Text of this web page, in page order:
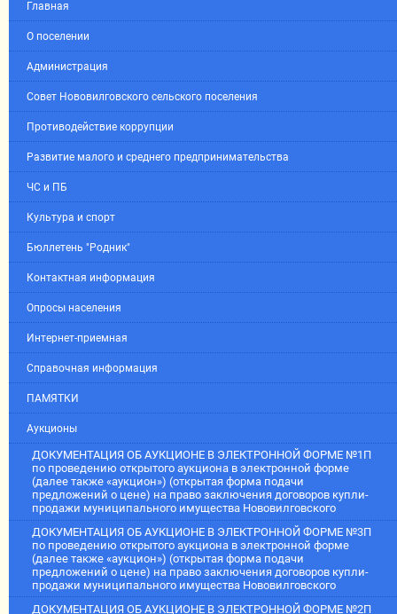
Главная
О поселении
Администрация
Совет Нововилговского сельского поселения
Противодействие коррупции
Развитие малого и среднего предпринимательства
ЧС и ПБ
Культура и спорт
Бюллетень "Родник"
Контактная информация
Опросы населения
Интернет-приемная
Справочная информация
ПАМЯТКИ
Аукционы
ДОКУМЕНТАЦИЯ ОБ АУКЦИОНЕ В ЭЛЕКТРОННОЙ ФОРМЕ №1П
по проведению открытого аукциона в электронной форме
(далее также «аукцион») (открытая форма подачи
предложений о цене) на право заключения договоров купли-
продажи муниципального имущества Нововилговского
ДОКУМЕНТАЦИЯ ОБ АУКЦИОНЕ В ЭЛЕКТРОННОЙ ФОРМЕ №3П
по проведению открытого аукциона в электронной форме
(далее также «аукцион») (открытая форма подачи
предложений о цене) на право заключения договоров купли-
продажи муниципального имущества Нововилговского
ДОКУМЕНТАЦИЯ ОБ АУКЦИОНЕ В ЭЛЕКТРОННОЙ ФОРМЕ №2П